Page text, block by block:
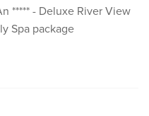
***** - Deluxe River View
Spa package